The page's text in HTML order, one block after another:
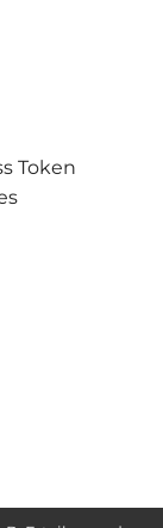
Token